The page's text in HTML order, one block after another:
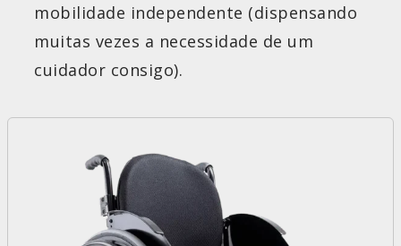
mobilidade independente (dispensando
muitas vezes a necessidade de um
cuidador consigo).